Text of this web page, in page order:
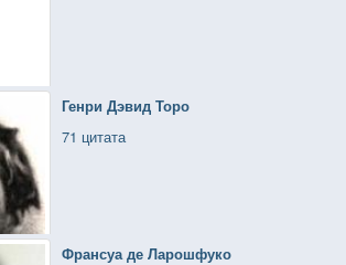
Генри Дэвид Торо
71 цитата
Франсуа де Ларошфуко